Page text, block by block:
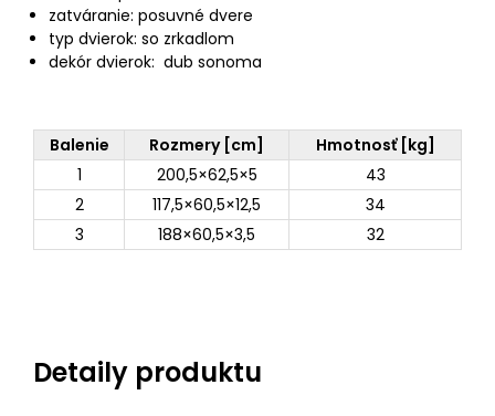
zatváranie: posuvné dvere
typ dvierok: so zrkadlom
dekór dvierok: dub sonoma
Balenie Rozmery [cm]
Hmotnosť [kg]
1
200,5×62,5×5
43
2
117,5×60,5×12,5
34
3
188×60,5×3,5 32
Detaily produktu